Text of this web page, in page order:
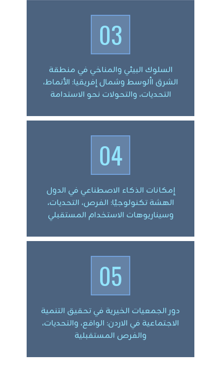
03
السلوك البيئي والمناخي في منطقة
الشرق األوسط وشمال إفريقيا: الأنماط،
التحديات، والتحولات نحو الاستدامة
04
إمكانات الذكاء الاصطناعي في الدول
الهشة تكنولوجيًا: الفرص، التحديات،
وسيناريوهات الاستخدام المستقبلي
05
دور الجمعيات الخيرية في تحقيق التنمية
الاجتماعية في الاردن: الواقع، والتحديات،
والفرص المستقبلية